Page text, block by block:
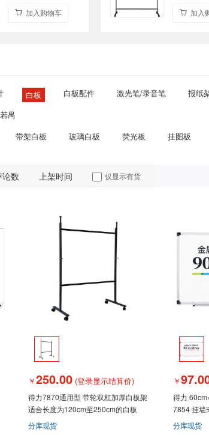
加入购物车 加入
白板 白板配件 激光笔/录音笔 报纸
若禺
带架白板 玻璃白板 荧光板 挂图板
论数 上架时间 仅显示有货
￥250.00 (登录显示结算价)
得力7870通用型 带轮双杠加厚白板架
适合长度为120cm至250cm的白板
分库现货
￥
得力
7854 挂墙
分库现货